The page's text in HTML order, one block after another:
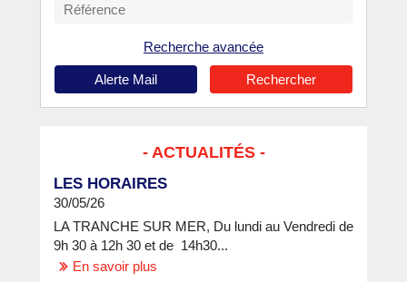
Référence
Recherche avancée
Alerte Mail Rechercher
ACTUALITÉS
LES HORAIRES
30/05/26
LA TRANCHE SUR MER, Du lundi au Vendredi de
9h 30 à 12h 30 et de 14h30...
En savoir plus